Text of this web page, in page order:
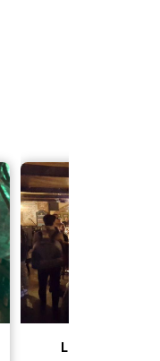
Le Paddy’s